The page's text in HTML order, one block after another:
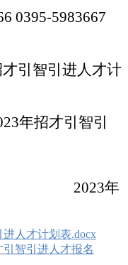
0395-5983667
才引智引进人才计
年招才引智引
2023年
人才计划表.docx
引智引进人才报名